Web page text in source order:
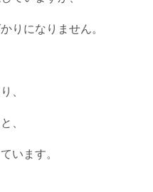
りになりません。
、
、
います。